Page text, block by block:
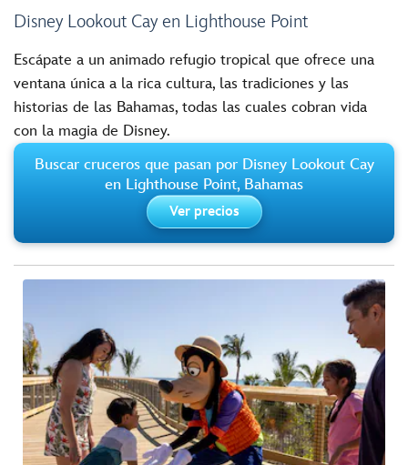
Disney Lookout Cay en Lighthouse Point
Escápate a un animado refugio tropical que ofrece una
ventana única a la rica cultura, las tradiciones y las
historias de las Bahamas, todas las cuales cobran vida
con la magia de Disney.
Buscar cruceros que pasan por Disney Lookout Cay
en Lighthouse Point, Bahamas
Ver precios